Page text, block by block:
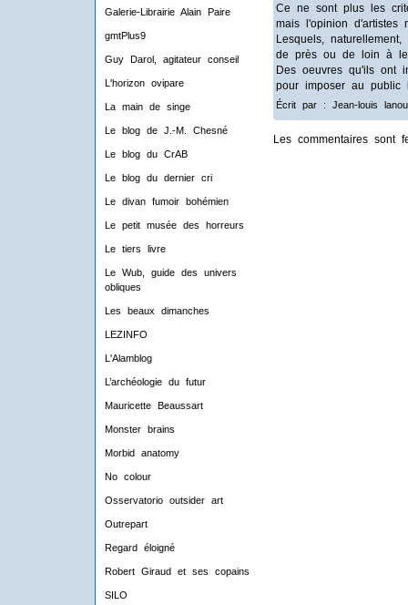
Galerie-Librairie Alain Paire
gmtPlus9
Guy Darol, agitateur conseil
L'horizon ovipare
La main de singe
Le blog de J.-M. Chesné
Le blog du CrAB
Le blog du dernier cri
Le divan fumoir bohémien
Le petit musée des horreurs
Le tiers livre
Le Wub, guide des univers
obliques
Les beaux dimanches
LEZINFO
L'Alamblog
L’archéologie du futur
Mauricette Beaussart
Monster brains
Morbid anatomy
No colour
Osservatorio outsider art
Outrepart
Regard éloigné
Robert Giraud et ses copains
SILO
Ce ne sont plus les
mais l'opinion d'artistes
Lesquels,
de près ou de loin à
Des oeuvres qu'ils ont
pour imposer au public
Écrit par : Jean-louis
Les commentaires sont